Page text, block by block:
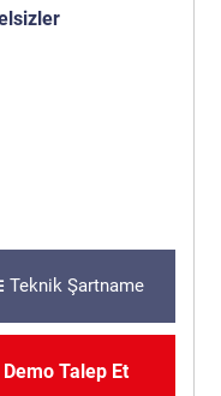
Teknik Şartname
Demo Talep Et